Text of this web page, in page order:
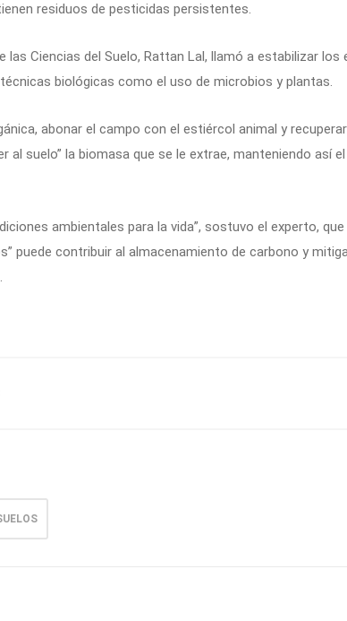
residuos de pesticidas persistentes.
las Ciencias del Suelo, Rattan Lal, llamó a estabilizar los
biológicas como el uso de microbios y plantas.
abonar el campo con el estiércol animal y
al suelo” la biomasa que se le extrae, manteniendo así el
ambientales para la vida”, sostuvo el experto,
puede contribuir al almacenamiento de carbono y